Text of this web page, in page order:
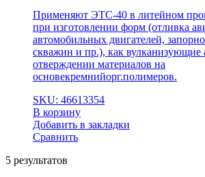
Применяют ЭТС-40 в литейном
при изготовлении форм (отливка
автомобильных двигателей,
скважин и пр.), как вулканизующие
отверждении материалов на
основекремнийорг.полимеров.
SKU: 46613354
В корзину
Добавить в закладки
Сравнить
5 результатов